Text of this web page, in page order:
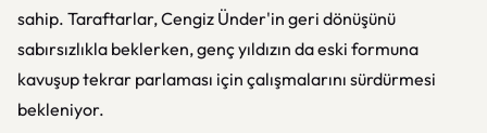
sahip. Taraftarlar, Cengiz Ünder'in geri dönüşünü
sabırsızlıkla beklerken, genç yıldızın da eski formuna
kavuşup tekrar parlaması için çalışmalarını sürdürmesi
bekleniyor.